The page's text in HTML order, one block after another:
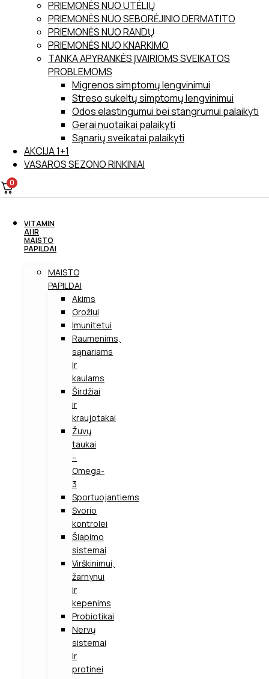
PRIEMONĖS NUO UTĖLIŲ
PRIEMONĖS NUO SEBORĖJINIO DERMATITO
PRIEMONĖS NUO RANDŲ
PRIEMONĖS NUO KNARKIMO
TANKA APYRANKĖS ĮVAIRIOMS SVEIKATOS
PROBLEMOMS
Migrenos simptomų lengvinimui
Streso sukeltų simptomų lengvinimui
Odos elastingumui bei stangrumui palaikyti
Gerai nuotaikai palaikyti
Sąnarių sveikatai palaikyti
AKCIJA 1+1
VASAROS SEZONO RINKINIAI
0
VITAMIN
AI IR
MAISTO
PAPILDAI
MAISTO
PAPILDAI
Akims
Grožiui
Imunitetui
Raumenims,
sąnariams
ir
kaulams
Širdžiai
ir
kraujotakai
Žuvų
taukai
–
Omega-
3
Sportuojantiems
Svorio
kontrolei
Šlapimo
sistemai
Virškinimui,
žarnynui
ir
kepenims
Probiotikai
Nervų
sistemai
ir
protinei